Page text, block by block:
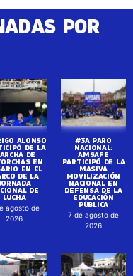
POR
ALONSO
DE LA
DE
EN
EN EL
DE LA
DE
LUCHA
agosto de
2026
#3A PARO
NACIONAL:
AMSAFE
PARTICIPÓ DE LA
MASIVA
MOVILIZACIÓN
NACIONAL EN
DEFENSA DE LA
EDUCACIÓN
PÚBLICA
7 de agosto de
2026